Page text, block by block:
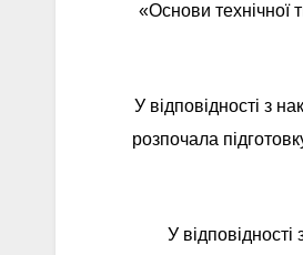
«Основи технічної
У відповідності з
розпочала
У